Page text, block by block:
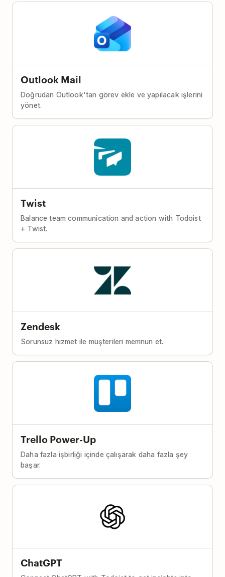
Outlook Mail
Doğrudan Outlook'tan görev ekle ve yapılacak işlerini
yönet.
Twist
Balance team communication and action with Todoist
+ Twist.
Zendesk
Sorunsuz hizmet ile müşterileri memnun et.
Trello Power-Up
Daha fazla işbirliği içinde çalışarak daha fazla şey
başar.
ChatGPT